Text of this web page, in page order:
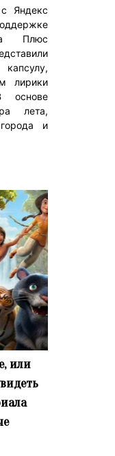
Яндекс
Плюс
лирики
основе
лета,
и
или